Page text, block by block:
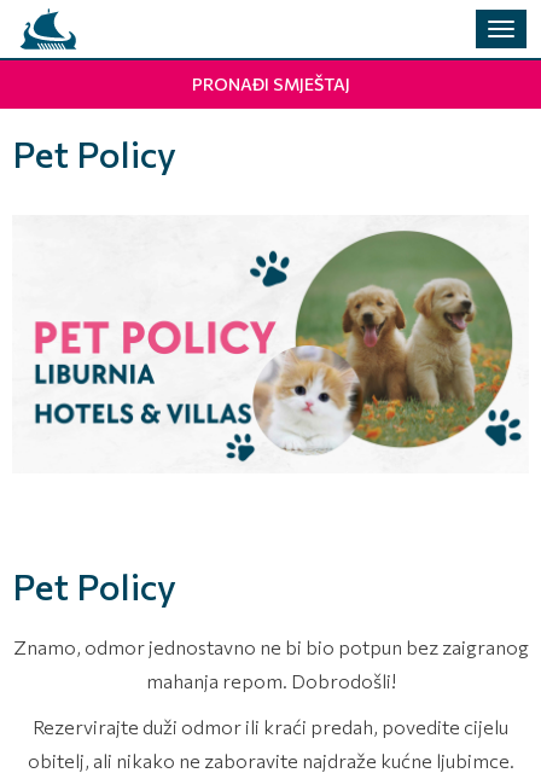
PRONAĐI SMJEŠTAJ
Pet Policy
Pet Policy
Znamo, odmor jednostavno ne bi bio potpun bez zaigranog
mahanja repom. Dobrodošli!
Rezervirajte duži odmor ili kraći predah, povedite cijelu
obitelj, ali nikako ne zaboravite najdraže kućne ljubimce.